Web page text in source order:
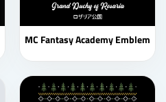
MC Fantasy Academy Emblem